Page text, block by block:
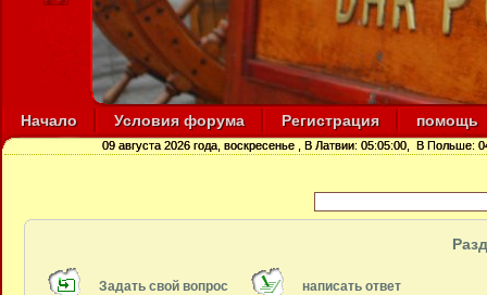
Начало Условия форума Регистрация помощь
09 августа 2026 года, воскресенье , В Латвии: 05:05:00 , В Польше:
Задать свой вопрос написать ответ